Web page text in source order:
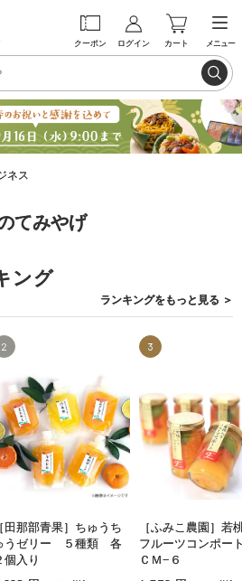
クーポン ログイン カート メニュー
ネス
てみやげ
ング
ランキングをもっと見る ＞
2
［田那部青果］ちゅうち
うゼリー ５種類 各
個入り
3
［ふみこ農園］若
フルーツコンポ
ＣＭ−６